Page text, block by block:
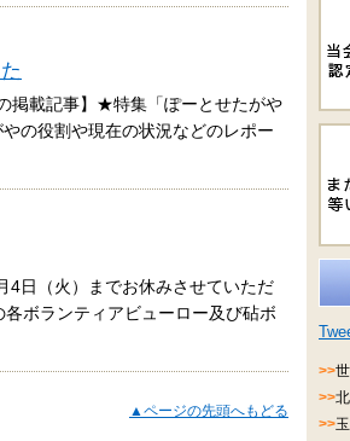
掲載記事】★特集「ぽーとせたがや
の役割や現在の状況などのレポー
4日（火）までお休みさせていただ
ボランティアビューロー及び砧ボ
▲ページの先頭へもどる
>>
>>
>>